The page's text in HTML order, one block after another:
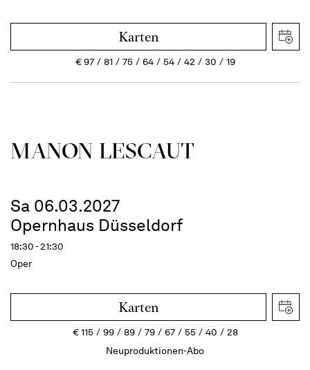
Karten
€97 81 75 64 54 42 30 19
MANON LESCAUT
Sa 06.03.2027
Opernhaus Düsseldorf
18:30 - 21:30
Oper
Karten
€115 99 89 79 67 55 40
28
Neuproduktionen-Abo